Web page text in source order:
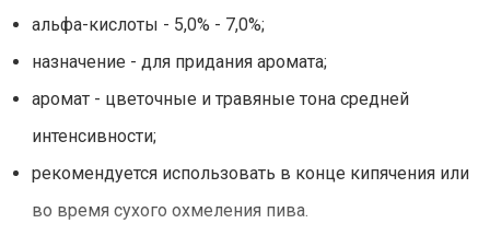
альфа-кислоты - 5,0% - 7,0%;
назначение - для придания аромата;
аромат - цветочные и травяные тона средней
интенсивности;
рекомендуется использовать в конце кипячения или
во время сухого охмеления пива.